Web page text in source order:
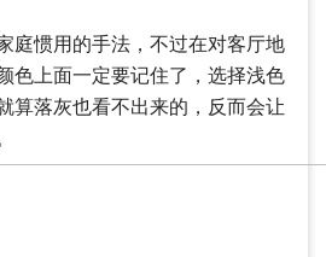
庭惯用的手法，不过在对客厅地
色上面一定要记住了，选择浅色
算落灰也看不出来的，反而会让